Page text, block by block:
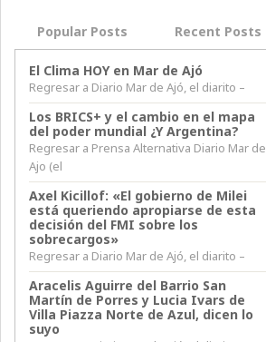
Popular Posts Recent Posts
El Clima HOY en Mar de Ajó
Regresar a Diario Mar de Ajó, el diarito –
Los BRICS+ y el cambio en el mapa
del poder mundial ¿Y Argentina?
Regresar a Prensa Alternativa Diario Mar de
Ajo (el
Axel Kicillof: «El gobierno de Milei
está queriendo apropiarse de esta
decisión del FMI sobre los
sobrecargos»
Regresar a Diario Mar de Ajó, el diarito –
Aracelis Aguirre del Barrio San
Martín de Porres y Lucia Ivars de
Villa Piazza Norte de Azul, dicen lo
suyo